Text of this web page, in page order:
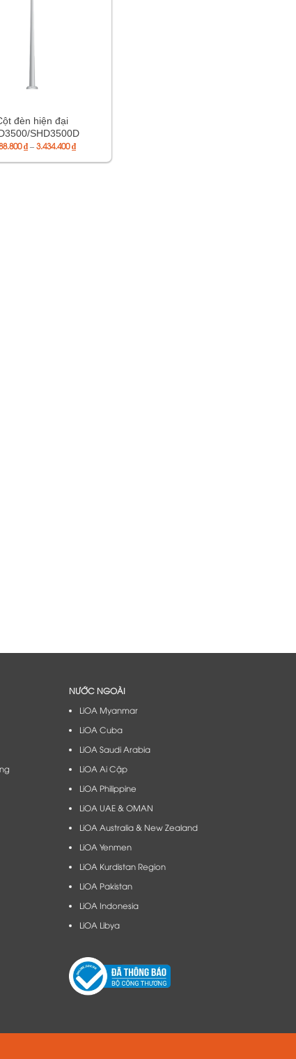
đèn hiện đại
SHD3500D
₫ – 3.434.400₫Khoảng
giá:
từ
NƯỚC NGOÀI
LiOA Myanmar
LiOA Cuba
LiOA Saudi Arabia
LiOA Ai Cập
LiOA Philippine
LiOA UAE & OMAN
LiOA Australia & New Zealand
LiOA Yenmen
LiOA Kurdistan Region
LiOA Pakistan
LiOA Indonesia
LiOA Libya